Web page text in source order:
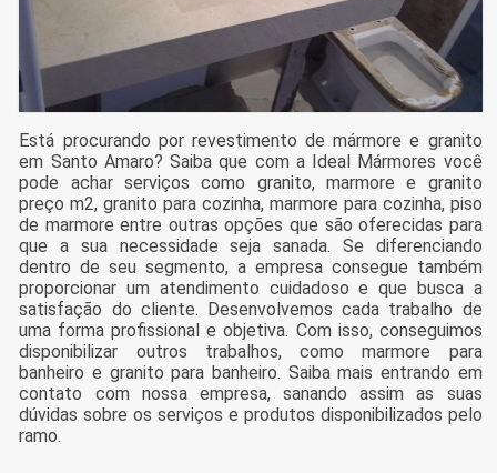
Está procurando por revestimento de mármore e granito
em Santo Amaro? Saiba que com a Ideal Mármores você
pode achar serviços como granito, marmore e granito
preço m2, granito para cozinha, marmore para cozinha, piso
de marmore entre outras opções que são oferecidas para
que a sua necessidade seja sanada. Se diferenciando
dentro de seu segmento, a empresa consegue também
proporcionar um atendimento cuidadoso e que busca a
satisfação do cliente. Desenvolvemos cada trabalho de
uma forma profissional e objetiva. Com isso, conseguimos
disponibilizar outros trabalhos, como marmore para
banheiro e granito para banheiro. Saiba mais entrando em
contato com nossa empresa, sanando assim as suas
dúvidas sobre os serviços e produtos disponibilizados pelo
ramo.